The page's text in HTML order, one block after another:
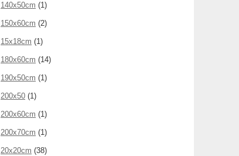
140x50cm (1)
150x60cm (2)
15x18cm (1)
180x60cm (14)
190x50cm (1)
200x50 (1)
200x60cm (1)
200x70cm (1)
20x20cm (38)